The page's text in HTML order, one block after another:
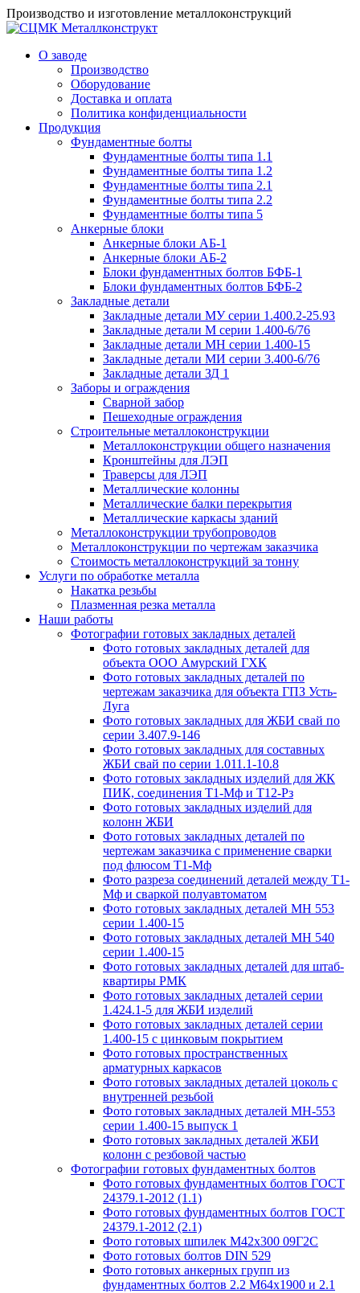
Производство и изготовление металлоконструкций
О заводе
Производство
Оборудование
Доставка и оплата
Политика конфиденциальности
Продукция
Фундаментные болты
Фундаментные болты типа 1.1
Фундаментные болты типа 1.2
Фундаментные болты типа 2.1
Фундаментные болты типа 2.2
Фундаментные болты типа 5
Анкерные блоки
Анкерные блоки АБ-1
Анкерные блоки АБ-2
Блоки фундаментных болтов БФБ-1
Блоки фундаментных болтов БФБ-2
Закладные детали
Закладные детали МУ серии 1.400.2-25.93
Закладные детали М серии 1.400-6/76
Закладные детали МН серии 1.400-15
Закладные детали МИ серии 3.400-6/76
Закладные детали ЗД 1
Заборы и ограждения
Сварной забор
Пешеходные ограждения
Строительные металлоконструкции
Металлоконструкции общего назначения
Кронштейны для ЛЭП
Траверсы для ЛЭП
Металлические колонны
Металлические балки перекрытия
Металлические каркасы зданий
Металлоконструкции трубопроводов
Металлоконструкции по чертежам заказчика
Cтоимость металлоконструкций за тонну
Услуги по обработке металла
Накатка резьбы
Плазменная резка металла
Наши работы
Фотографии готовых закладных деталей
Фото готовых закладных деталей для
объекта ООО Амурский ГХК
Фото готовых закладных деталей по
чертежам заказчика для объекта ГПЗ Усть-
Луга
Фото готовых закладных для ЖБИ свай по
серии 3.407.9-146
Фото готовых закладных для составных
ЖБИ свай по серии 1.011.1-10.8
Фото готовых закладных изделий для ЖК
ПИК, соединения Т1-Мф и Т12-Рз
Фото готовых закладных изделий для
колонн ЖБИ
Фото готовых закладных деталей по
чертежам заказчика с применение сварки
под флюсом Т1-Мф
Фото разреза соединений деталей между Т1-
Мф и сваркой полуавтоматом
Фото готовых закладных деталей МН 553
серии 1.400-15
Фото готовых закладных деталей МН 540
серии 1.400-15
Фото готовых закладных деталей для штаб-
квартиры РМК
Фото готовых закладных деталей серии
1.424.1-5 для ЖБИ изделий
Фото готовых закладных деталей серии
1.400-15 с цинковым покрытием
Фото готовых пространственных
арматурных каркасов
Фото готовых закладных деталей цоколь с
внутренней резьбой
Фото готовых закладных деталей МН-553
серии 1.400-15 выпуск 1
Фото готовых закладных деталей ЖБИ
колонн с резбовой частью
Фотографии готовых фундаментных болтов
Фото готовых фундаментных болтов ГОСТ
24379.1-2012 (1.1)
Фото готовых фундаментных болтов ГОСТ
24379.1-2012 (2.1)
Фото готовых шпилек М42х300 09Г2С
Фото готовых болтов DIN 529
Фото готовых анкерных групп из
фундаментных болтов 2.2 М64х1900 и 2.1